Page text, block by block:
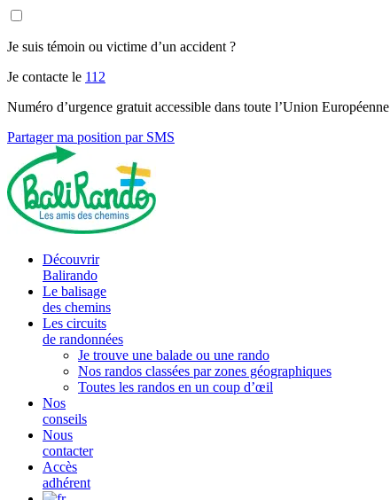
Je suis témoin ou victime d’un accident ?
Je contacte le 112
Numéro d’urgence gratuit accessible dans toute l’Union Européenne
Partager ma position par SMS
Découvrir
Balirando
Le balisage
des chemins
Les circuits
de randonnées
Je trouve une balade ou une rando
Nos randos classées par zones géographiques
Toutes les randos en un coup d’œil
Nos
conseils
Nous
contacter
Accès
adhérent